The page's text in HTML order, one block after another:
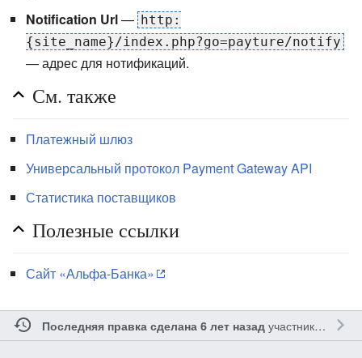
Notification Url— http:
{site_name}/index.php?go=payture/notify
— адрес для нотификаций.
См. также
Платежный шлюз
Универсальный протокол Payment Gateway API
Статистика поставщиков
Полезные ссылки
Сайт «Альфа-Банка»
Последняя правка сделана 6 лет назадучастником